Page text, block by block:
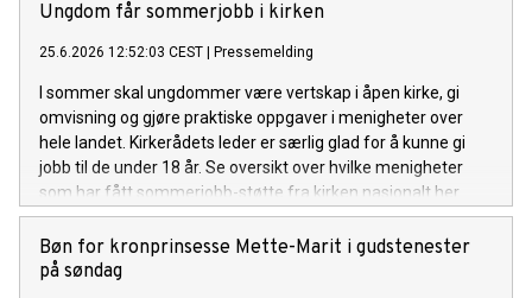
Ungdom får sommerjobb i kirken
25.6.2026 12:52:03 CEST Pressemelding
I sommer skal ungdommer være vertskap i åpen kirke, gi
omvisning og gjøre praktiske oppgaver i menigheter over
hele landet. Kirkerådets leder er særlig glad for å kunne gi
jobb til de under 18 år. Se oversikt over hvilke menigheter
som har fått sommerjobb-støtte fra kirken nasjonalt her.
Bøn for kronprinsesse Mette-Marit i gudstenester
på søndag